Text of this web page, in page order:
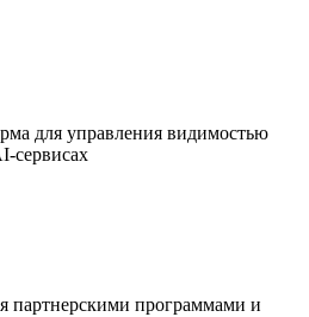
для управления видимостью
сервисах
партнерскими программами и